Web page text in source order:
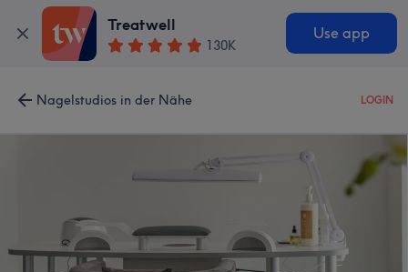
Treatwell
130K
Use app
Nagelstudios in der Nähe LOGIN